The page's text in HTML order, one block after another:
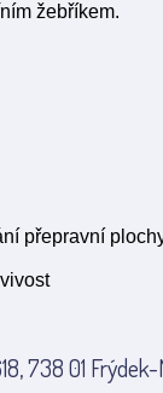
žebříkem.
přepravní
738 01